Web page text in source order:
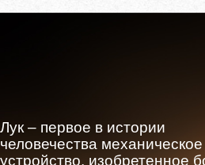
Лук – первое в истории
человечества механическое
устройство, изобретенное